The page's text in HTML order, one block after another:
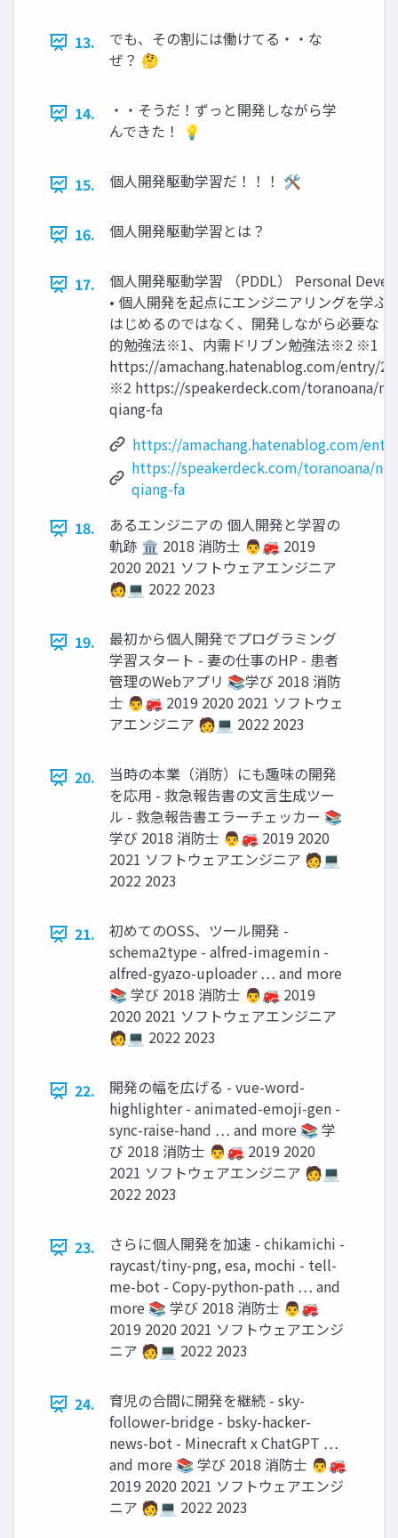
13.
でも、その割には働けてる・・な
ぜ？ 🤔
14.
・・そうだ！ずっと開発しながら学
んできた！ 💡
15. 個人開発駆動学習だ！！！ 🛠
16. 個人開発駆動学習とは？
17.
個人開発駆動学習 （PDDL） Personal
• 個人開発を起点にエンジニアリングを学ぶ
はじめるのではなく、開発しながら必要な
的勉強法※1、内需ドリブン勉強法※2 ※1
https://amachang.hatenablog.com/entry/
※2 https://speakerdeck.com/toranoana/
qiang-fa
https://amachang.hatenablog.com/
https://speakerdeck.com/toranoana/
qiang-fa
18.
あるエンジニアの 個人開発と学習の
軌跡 🏛 2018 消防士 👨🚒 2019
2020 2021 ソフトウェアエンジニア
🧑💻 2022 2023
19.
最初から個人開発でプログラミング
学習スタート - 妻の仕事のHP - 患者
管理のWebアプリ 📚学び 2018 消防
士 👨🚒 2019 2020 2021 ソフトウェ
アエンジニア 🧑💻 2022 2023
20.
当時の本業（消防）にも趣味の開発
を応用 - 救急報告書の文言生成ツー
ル - 救急報告書エラーチェッカー 📚
学び 2018 消防士 👨🚒 2019 2020
2021 ソフトウェアエンジニア 🧑💻
2022 2023
21.
初めてのOSS、ツール開発 -
schema2type - alfred-imagemin -
alfred-gyazo-uploader … and more
📚 学び 2018 消防士 👨🚒 2019
2020 2021 ソフトウェアエンジニア
🧑💻 2022 2023
22.
開発の幅を広げる - vue-word-
highlighter - animated-emoji-gen -
sync-raise-hand … and more 📚 学
び 2018 消防士 👨🚒 2019 2020
2021 ソフトウェアエンジニア 🧑💻
2022 2023
23.
さらに個人開発を加速 - chikamichi -
raycast/tiny-png, esa, mochi - tell-
me-bot - Copy-python-path … and
more 📚 学び 2018 消防士 👨🚒
2019 2020 2021 ソフトウェアエンジ
ニア 🧑💻 2022 2023
24.
育児の合間に開発を継続 - sky-
follower-bridge - bsky-hacker-
news-bot - Minecraft x ChatGPT …
and more 📚 学び 2018 消防士 👨🚒
2019 2020 2021 ソフトウェアエンジ
ニア 🧑💻 2022 2023